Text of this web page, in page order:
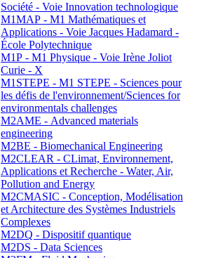
Société - Voie Innovation technologique
M1MAP - M1 Mathématiques et
Applications - Voie Jacques Hadamard -
École Polytechnique
M1P - M1 Physique - Voie Irène Joliot
Curie - X
M1STEPE - M1 STEPE - Sciences pour
les défis de l'environnement/Sciences for
environmentals challenges
M2AME - Advanced materials
engineering
M2BE - Biomechanical Engineering
M2CLEAR - CLimat, Environnement,
Applications et Recherche - Water, Air,
Pollution and Energy
M2CMASIC - Conception, Modélisation
et Architecture des Systèmes Industriels
Complexes
M2DQ - Dispositif quantique
M2DS - Data Sciences